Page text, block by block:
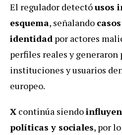
El regulador detectóusos
esquema, señalando
identidad por actores
perfiles reales y generaron
instituciones y usuarios
europeo.
X continúa siendo
políticas y sociales, por